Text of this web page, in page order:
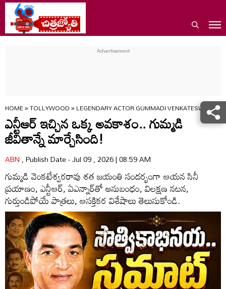
HOME»TOLLYWOOD»LEGENDARY ACTOR GUMMADI VENKATESWARA
ఎన్టీఆర్‌ ఇచ్చిన ఒక్క అవకాశం.. గుమ్మడి
జీవితాన్నే మార్చేసింది!
ABN, Publish Date - Jul 09 , 2026 | 08:59 AM
గుమ్మడి వెంకటేశ్వరరావు శత జయంతి సందర్భంగా ఆయన సినీ
ప్రయాణం, ఎన్టీఆర్‌, ఏఎన్నార్‌తో అనుబంధం, విలక్షణ నటన,
గుర్తుండిపోయే పాత్రలు, ఆసక్తికర విశేషాలు తెలుసుకోండి.